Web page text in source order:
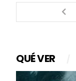
QUÉ VER